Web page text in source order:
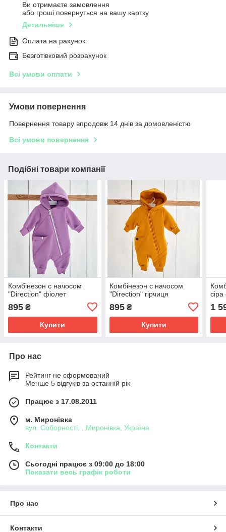
Ви отримаєте замовлення
або гроші повернуться на вашу картку
Детальніше
Оплата на рахунок
Безготівковий розрахунок
Всі умови оплати
Умови повернення
Повернення товару впродовж 14 днів за домовленістю
Всі умови повернення
Подібні товари компанії
Комбінезон с начосом
"Direction" фіолет
895 ₴
Купити
Комбінезон с начосом
"Direction" гірчиця
895₴
Купити
сіра
1
Про нас
Рейтинг не сформований
Менше 5 відгуків за останній рік
Працює з 17.08.2011
м. Миронівка
вул. Соборності, , Миронівка, Україна
Контакти
Сьогодні працює з 09:00 до 18:00
Показати весь графік роботи
Про нас
Контакти